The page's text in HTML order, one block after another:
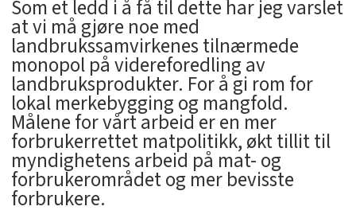
Som et ledd i å få til dette har jeg varslet
at vi må gjøre noe med
landbrukssamvirkenes tilnærmede
monopol på videreforedling av
landbruksprodukter. For å gi rom for
lokal merkebygging og mangfold.
Målene for vårt arbeid er en mer
forbrukerrettet matpolitikk, økt tillit til
myndighetens arbeid på mat- og
forbrukerområdet og mer bevisste
forbrukere.